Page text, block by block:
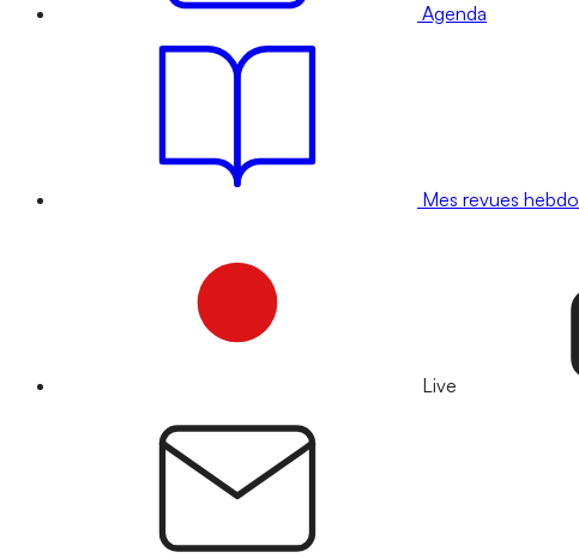
Agenda
Mes revues hebdo
Live